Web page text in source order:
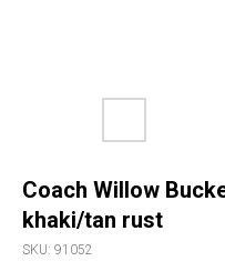
Coach Willow
khaki/tan rust
SKU: 91052